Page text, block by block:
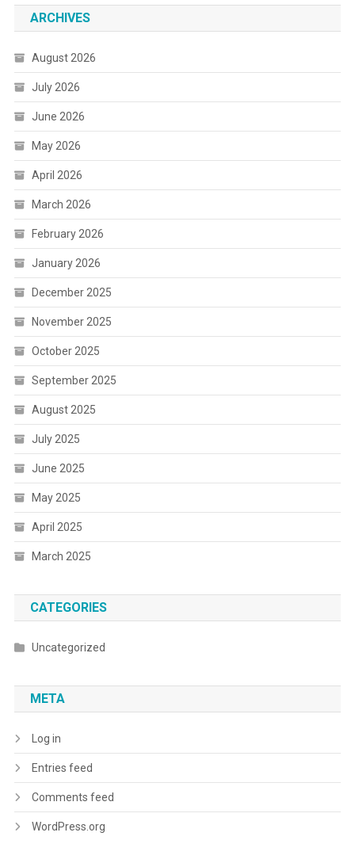
ARCHIVES
August 2026
July 2026
June 2026
May 2026
April 2026
March 2026
February 2026
January 2026
December 2025
November 2025
October 2025
September 2025
August 2025
July 2025
June 2025
May 2025
April 2025
March 2025
CATEGORIES
Uncategorized
META
Log in
Entries feed
Comments feed
WordPress.org